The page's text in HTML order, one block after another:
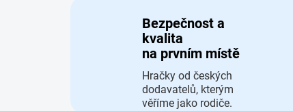
Bezpečnost a
kvalita
na prvním místě
Hračky od českých
dodavatelů, kterým
věříme jako rodiče.